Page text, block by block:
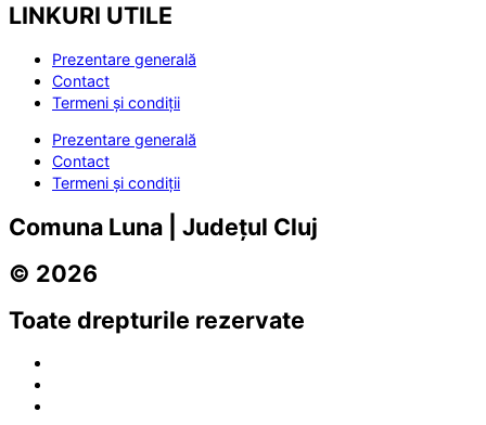
LINKURI UTILE
Prezentare generală
Contact
Termeni și condiții
Prezentare generală
Contact
Termeni și condiții
Comuna Luna | Județul Cluj
© 2026
Toate drepturile rezervate